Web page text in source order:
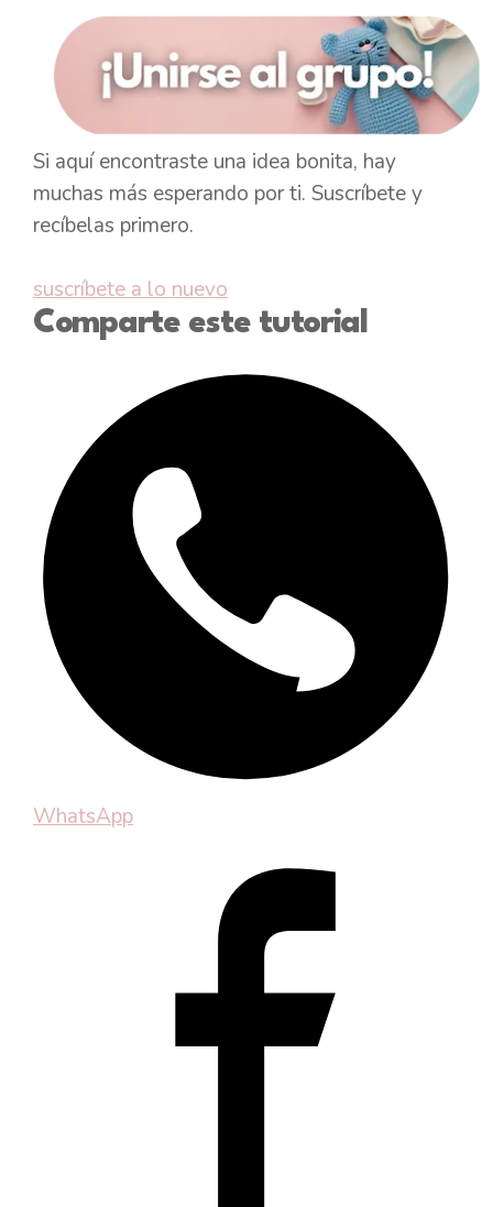
Si aquí encontraste una idea bonita, hay
muchas más esperando por ti. Suscríbete y
recíbelas primero.
suscríbete a lo nuevo
Comparte este tutorial
WhatsApp